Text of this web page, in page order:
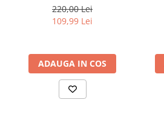
Milk Shake Integrity &
Strength Nourishing
220,00 Lei
109,99 Lei
ADAUGA IN COS